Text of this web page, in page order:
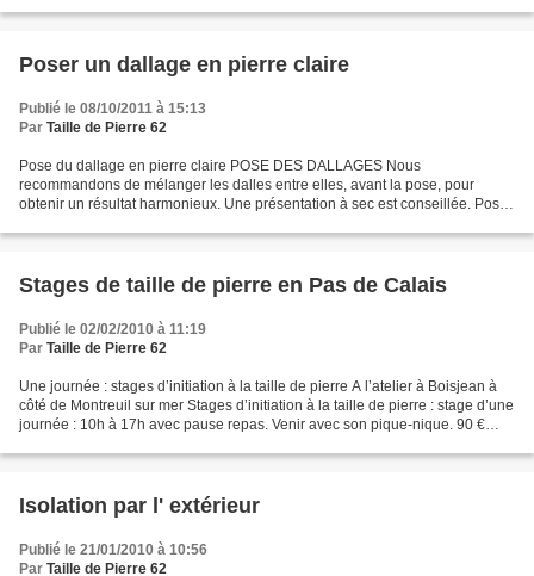
Poser un dallage en pierre claire
Publié le 08/10/2011 à 15:13
Par Taille de Pierre 62
Pose du dallage en pierre claire POSE DES DALLAGES Nous
recommandons de mélanger les dalles entre elles, avant la pose, pour
obtenir un résultat harmonieux. Une présentation à sec est conseillée. Pose
Stages de taille de pierre en Pas de Calais
Publié le 02/02/2010 à 11:19
Par Taille de Pierre 62
Une journée : stages d’initiation à la taille de pierre A l’atelier à Boisjean à
côté de Montreuil sur mer Stages d’initiation à la taille de pierre : stage d’une
journée : 10h à 17h avec pause repas. Venir avec son pique-nique. 90 €
Isolation par l' extérieur
Publié le 21/01/2010 à 10:56
Par Taille de Pierre 62